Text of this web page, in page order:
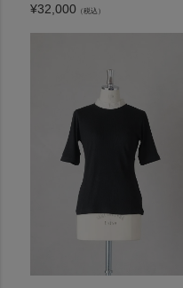
¥32,000 （税込）